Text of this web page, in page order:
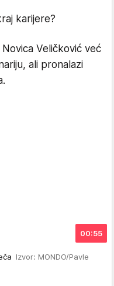
karijere?
Veličković već
ali pronalazi
00:55
Izvor: MONDO/Pavle